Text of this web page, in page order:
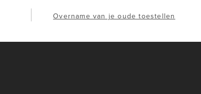
Overname van je oude toestellen